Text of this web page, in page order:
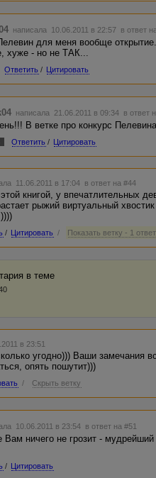
написала 10.06.2011 в 22:57 в ответ
для меня вообще
хуже - но не ТАК...
Ответить / Цитировать
написала 21.06.2011 в 09:34 в ответ
В ветке про конкурс
Ответить / Цитировать
11.06.2011 в 17:04 в ответ на #44
книгой, у впечатлительных
рыжий виртуальный
/ Цитировать / Показать ветку - 1 ответ
в темe
в 23:51
угодно))) Ваши замечания
опять пошутит)))
/ Скрыть ветку
10.06.2011 в 23:54 в ответ на #51
Вам ничего не грозит -
/ Цитировать